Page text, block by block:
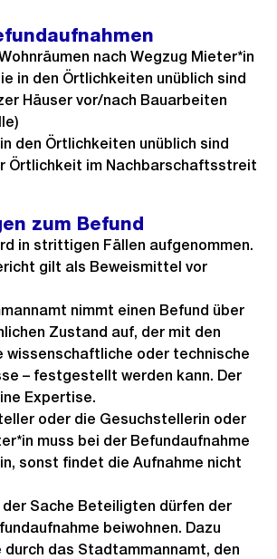
nach Wegzug Mieter*in
in den Örtlichkeiten unüblich sind
Häuser vor/nach Bauarbeiten
den Örtlichkeiten unüblich sind
Örtlichkeit im Nachbarschaftsstreit
zum Befund
in strittigen Fällen aufgenommen.
gilt als Beweismittel vor
nimmt einen Befund über
Zustand auf, der mit den
wissenschaftliche oder technische
– festgestellt werden kann. Der
Expertise.
oder die Gesuchstellerin oder
muss bei der Befundaufnahme
sonst findet die Aufnahme nicht
Sache Beteiligten dürfen der
beiwohnen. Dazu
durch das Stadtammannamt, den